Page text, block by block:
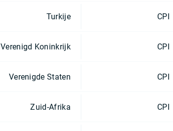
Turkije CPI
Verenigd Koninkrijk CPI
Verenigde Staten CPI
Zuid-Afrika CPI